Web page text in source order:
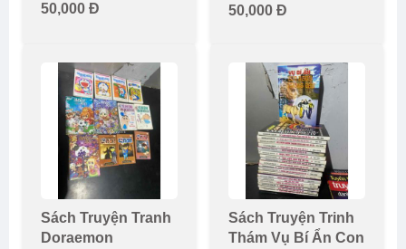
50,000 Đ 50,000 Đ
Sách Truyện Tranh
Doraemon
Sách Truyện Trinh
Thám Vụ Bí Ẩn Con